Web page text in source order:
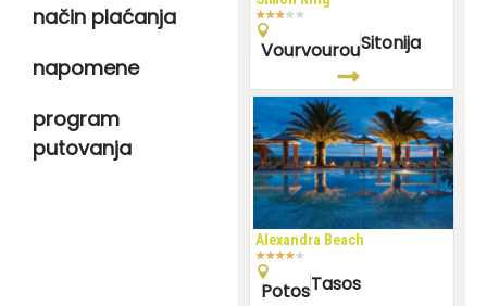
način plaćanja
napomene
program
putovanja
★★★★★
VourvourouSitonija
Alexandra Beach
★★★★★
PotosTasos